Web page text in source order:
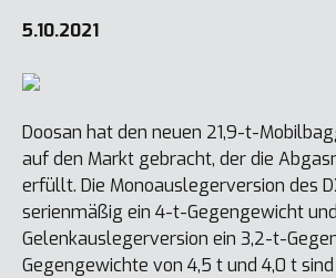
5.10.2021
Doosan hat den neuen 21,9-t-
auf den Markt gebracht, der die
erfüllt. Die Monoauslegerversion des
serienmäßig ein 4-t-Gegengewicht
Gelenkauslegerversion ein 3,2-t-
Gegengewichte von 4,5 t und 4,0 t